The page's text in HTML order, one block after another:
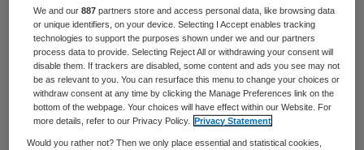
het Noord-Hollands Dagblad.
Achmea schoot het in financieel zwaar weer
verkerende ziekenhuis in Beverwijk onlangs
te hulp. Het RKZ heeft een miljoenenschuld
uitstaan bij Achmea vanwege te veel
We and our887 partners store and access personal data, like browsing data
or unique identifiers, on your device. Selecting I Accept enables tracking
technologies to support the purposes shown under we and our partners
process data to provide. Selecting Reject All or withdrawing your consent will
disable them. If trackers are disabled, some content and ads you see may not
be as relevant to you. You can resurface this menu to change your choices or
withdraw consent at any time by clicking the Manage Preferences link on the
bottom of the webpage. Your choices will have effect within our Website. For
more details, refer to our Privacy Policy.
Privacy Statement
Would you rather not? Then we only place essential and statistical cookies,